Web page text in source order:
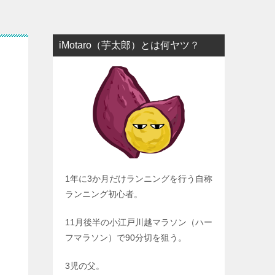
iMotaro（芋太郎）とは何ヤツ？
1年に3か月だけランニングを行う自称
ランニング初心者。
11月後半の小江戸川越マラソン（ハー
フマラソン）で90分切を狙う。
3児の父。